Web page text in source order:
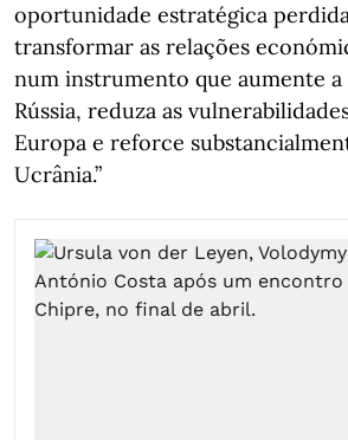
oportunidade estratégica
transformar as relações
num instrumento que aumente a
Rússia, reduza as
Europa e reforce
Ucrânia.”